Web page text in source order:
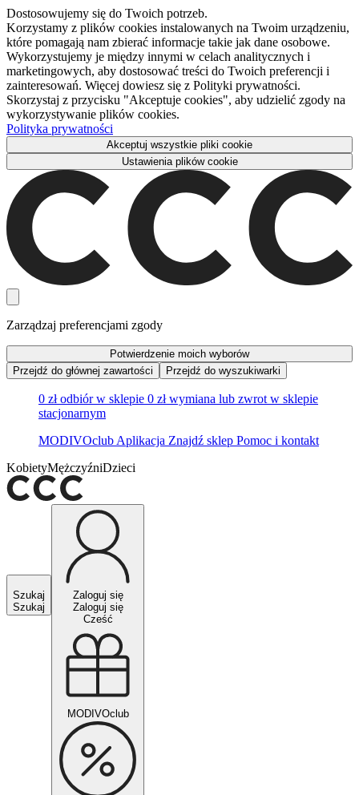
Dostosowujemy się do Twoich potrzeb.
Korzystamy z plików cookies instalowanych na Twoim urządzeniu,
które pomagają nam zbierać informacje takie jak dane osobowe.
Wykorzystujemy je między innymi w celach analitycznych i
marketingowych, aby dostosować treści do Twoich preferencji i
zainteresowań. Więcej dowiesz się z Polityki prywatności.
Skorzystaj z przycisku "Akceptuje cookies", aby udzielić zgody na
wykorzystywanie plików cookies.
Polityka prywatności
Akceptuj wszystkie pliki cookie
Ustawienia plików cookie
Zarządzaj preferencjami zgody
Potwierdzenie moich wyborów
Przejdź do głównej zawartości
Przejdź do wyszukiwarki
0 zł odbiór w sklepie 0 zł wymiana lub zwrot w sklepie
stacjonarnym
MODIVOclub Aplikacja Znajdź sklep Pomoc i kontakt
KobietyMężczyźniDzieci
Szukaj
Szukaj
Zaloguj się
Zaloguj się
Cześć
MODIVOclub